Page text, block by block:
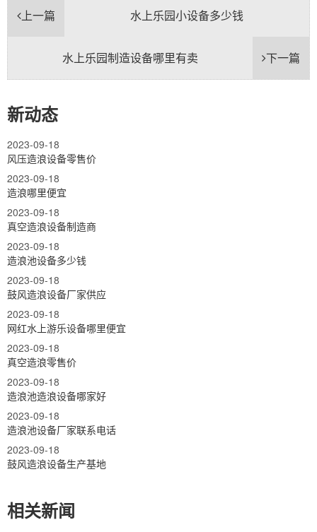
上一篇 水上乐园小设备多少钱
下一篇
水上乐园制造设备哪里有卖
新动态
2023-09-18
风压造浪设备零售价
2023-09-18
造浪哪里便宜
2023-09-18
真空造浪设备制造商
2023-09-18
造浪池设备多少钱
2023-09-18
鼓风造浪设备厂家供应
2023-09-18
网红水上游乐设备哪里便宜
2023-09-18
真空造浪零售价
2023-09-18
造浪池造浪设备哪家好
2023-09-18
造浪池设备厂家联系电话
2023-09-18
鼓风造浪设备生产基地
相关新闻